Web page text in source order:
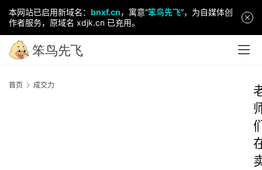
本网站已启用新域名： bnxf.cn，寓意“笨鸟先飞”，为自媒体创
作者服务，原域名 xdjk.cn 已充用。
首页 成交力